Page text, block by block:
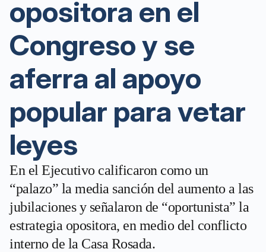
opositora en el
Congreso y se
aferra al apoyo
popular para vetar
leyes
En el Ejecutivo calificaron como un
“palazo” la media sanción del aumento a las
jubilaciones y señalaron de “oportunista” la
estrategia opositora, en medio del conflicto
interno de la Casa Rosada.